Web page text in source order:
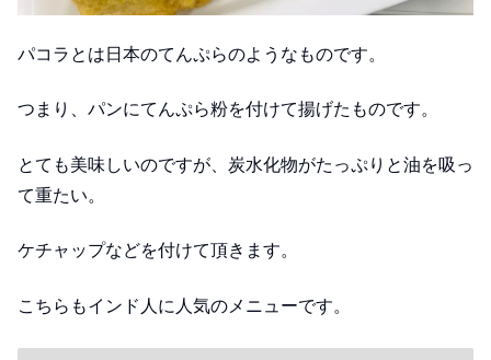
パコラとは日本のてんぷらのようなものです。
つまり、パンにてんぷら粉を付けて揚げたものです。
とても美味しいのですが、炭水化物がたっぷりと油を吸っ
て重たい。
ケチャップなどを付けて頂きます。
こちらもインド人に人気のメニューです。